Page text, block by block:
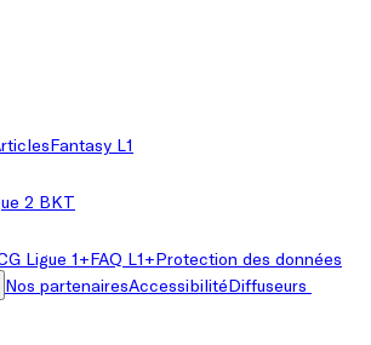
Fantasy L1
2 BKT
Ligue 1+FAQ L1+Protection des données
Nos partenairesAccessibilitéDiffuseurs